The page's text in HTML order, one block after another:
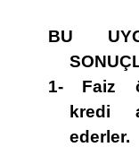
BU
1- Faiz
kredi
ederler.